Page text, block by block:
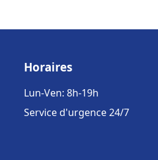
Horaires
Lun-Ven: 8h-19h
Service d'urgence 24/7